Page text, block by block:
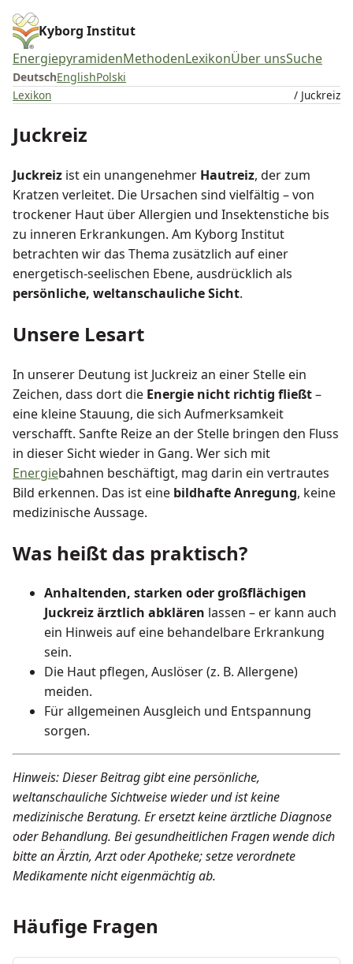
Kyborg Institut
EnergiepyramidenMethodenLexikonÜber unsSuche
DeutschEnglishPolski
Lexikon
/ Juckreiz
Juckreiz
Juckreiz ist ein unangenehmer Hautreiz, der zum
Kratzen verleitet. Die Ursachen sind vielfältig – von
trockener Haut über Allergien und Insektenstiche bis
zu inneren Erkrankungen. Am Kyborg Institut
betrachten wir das Thema zusätzlich auf einer
energetisch-seelischen Ebene, ausdrücklich als
persönliche, weltanschauliche Sicht.
Unsere Lesart
In unserer Deutung ist Juckreiz an einer Stelle ein
Zeichen, dass dort die Energie nicht richtig fließt–
eine kleine Stauung, die sich Aufmerksamkeit
verschafft. Sanfte Reize an der Stelle bringen den Fluss
in dieser Sicht wieder in Gang. Wer sich mit
Energiebahnen beschäftigt, mag darin ein vertrautes
Bild erkennen. Das ist eine bildhafte Anregung, keine
medizinische Aussage.
Was heißt das praktisch?
Anhaltenden, starken oder großflächigen
Juckreiz ärztlich abklären lassen – er kann auch
ein Hinweis auf eine behandelbare Erkrankung
sein.
Die Haut pflegen, Auslöser (z. B. Allergene)
meiden.
Für allgemeinen Ausgleich und Entspannung
sorgen.
Hinweis: Dieser Beitrag gibt eine persönliche,
weltanschauliche Sichtweise wieder und ist keine
medizinische Beratung. Er ersetzt keine ärztliche Diagnose
oder Behandlung. Bei gesundheitlichen Fragen wende dich
bitte an Ärztin, Arzt oder Apotheke; setze verordnete
Medikamente nicht eigenmächtig ab.
Häufige Fragen